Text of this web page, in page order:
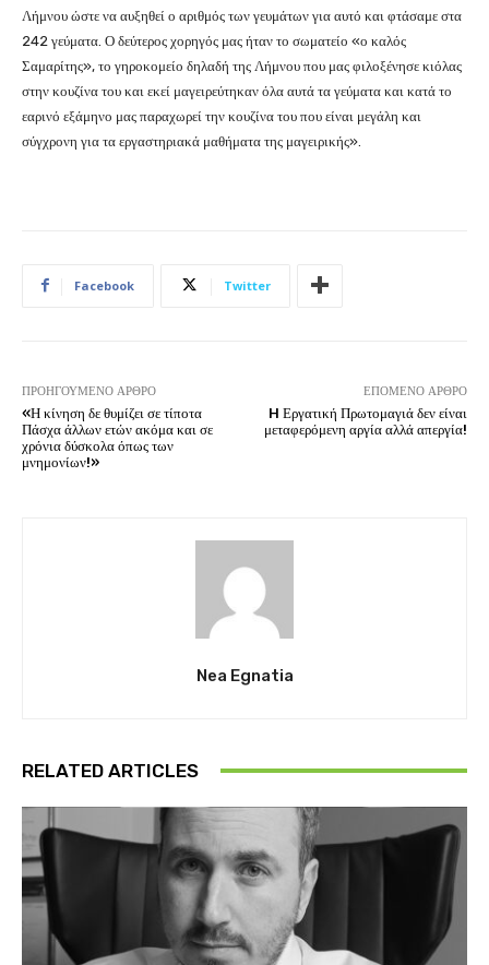
Λήμνου ώστε να αυξηθεί ο αριθμός των γευμάτων για αυτό και φτάσαμε στα
242 γεύματα. Ο δεύτερος χορηγός μας ήταν το σωματείο «ο καλός
Σαμαρίτης», το γηροκομείο δηλαδή της Λήμνου που μας φιλοξένησε κιόλας
στην κουζίνα του και εκεί μαγειρεύτηκαν όλα αυτά τα γεύματα και κατά το
εαρινό εξάμηνο μας παραχωρεί την κουζίνα του που είναι μεγάλη και
σύγχρονη για τα εργαστηριακά μαθήματα της μαγειρικής».
Facebook Twitter
ΠΡΟΗΓΟΎΜΕΝΟ ΆΡΘΡΟ
«Η κίνηση δε θυμίζει σε τίποτα
Πάσχα άλλων ετών ακόμα και σε
χρόνια δύσκολα όπως των
μνημονίων!»
ΕΠΌΜΕΝΟ ΆΡΘΡΟ
H Εργατική Πρωτομαγιά δεν είναι
μεταφερόμενη αργία αλλά απεργία!
Nea Egnatia
RELATED ARTICLES